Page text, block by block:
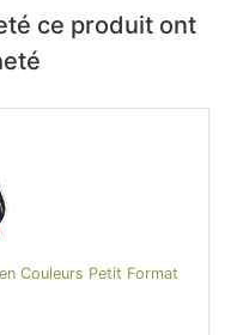
ce produit ont
Couleurs Petit Format